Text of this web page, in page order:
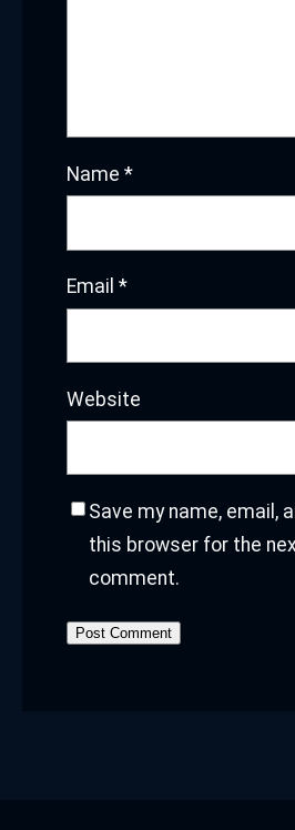
Name *
Email *
Website
Save my name, email,
this browser for the
comment.